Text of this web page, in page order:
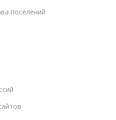
поселений